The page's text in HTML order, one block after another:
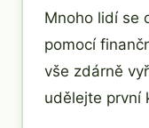
Mnoho lidí se
pomocí
vše zdárně
udělejte první